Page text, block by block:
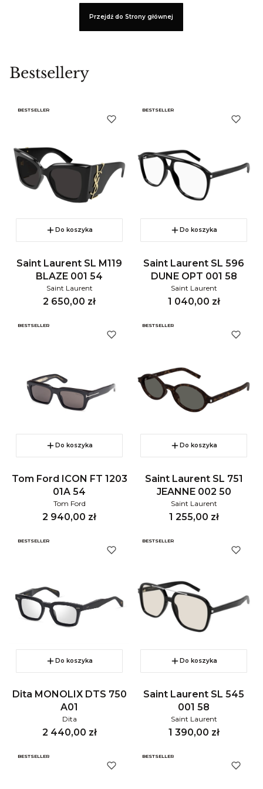
Przejdź do Strony głównej
Bestsellery
BESTSELLER
Do koszyka
Saint Laurent SL M119
BLAZE 001 54
Saint Laurent
Cena
2 650,00 zł
BESTSELLER
Do koszyka
Saint Laurent SL 596
DUNE OPT 001 58
Saint Laurent
Cena
1 040,00 zł
BESTSELLER
Do koszyka
Tom Ford ICON FT 1203
01A 54
Tom Ford
Cena
2 940,00 zł
BESTSELLER
Do koszyka
Saint Laurent SL 751
JEANNE 002 50
Saint Laurent
Cena
1 255,00 zł
BESTSELLER
Do koszyka
Dita MONOLIX DTS 750
A01
Dita
Cena
2 440,00 zł
BESTSELLER
Do koszyka
Saint Laurent SL 545
001 58
Saint Laurent
Cena
1 390,00 zł
BESTSELLER BESTSELLER